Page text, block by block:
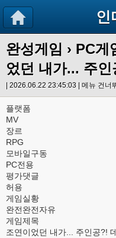
인
완성게임 › PC게
었던 내가... 주
| 2026.06.22 23:45:03 | 메뉴 건너
플랫폼
MV
장르
RPG
모바일구동
PC전용
평가댓글
허용
게임실황
완전완전자유
게임제목
조연이었던 내가... 주인공?!